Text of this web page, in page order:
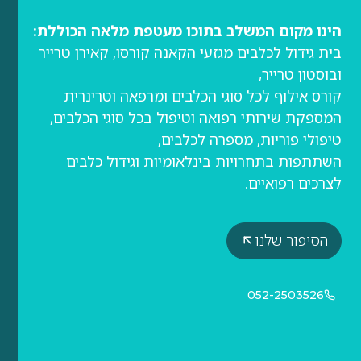
הינו מקום המשלב בתוכו מעטפת מלאה הכוללת:
בית גידול לכלבים מגזעי הקאנה קורסו, קאירן טרייר
ובוסטון טרייר,
קורס אילוף לכל סוגי הכלבים ומרפאה וטרינרית
המספקת שירותי רפואה וטיפול בכל סוגי הכלבים,
טיפולי פוריות, מספרה לכלבים,
השתתפות בתחרויות בינלאומיות וגידול כלבים
לצרכים רפואיים.
הסיפור שלנו
052-2503526